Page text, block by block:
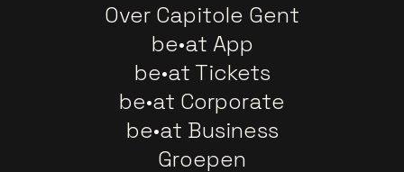
Over Capitole Gent
be•at App
be•at Tickets
be•at Corporate
be•at Business
Groepen